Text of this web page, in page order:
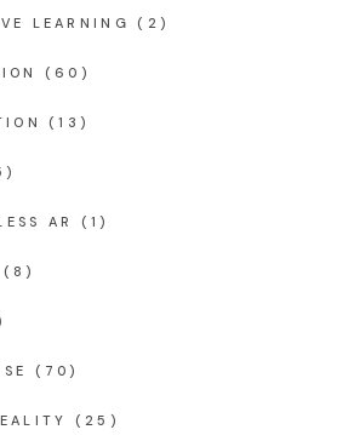
LEARNING (2)
(60)
(13)
AR (1)
(8)
(70)
(25)